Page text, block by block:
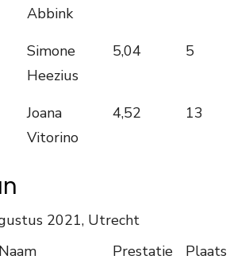
Abbink
Simone
Heezius
5,04 5
Joana
Vitorino
4,52 13
2021, Utrecht
Naam Prestatie
Plaats